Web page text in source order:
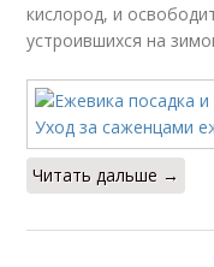
кислород, и
устроившихся на
Читать дальше →